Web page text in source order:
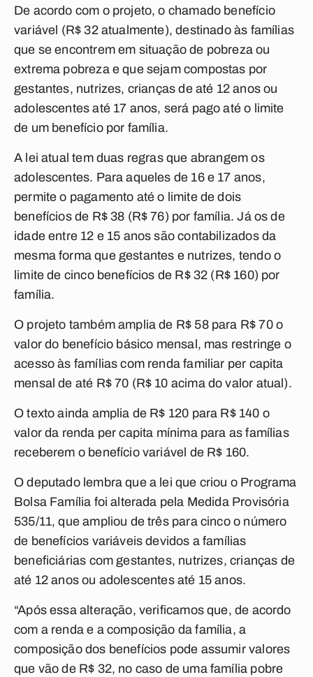
De acordo com o projeto, o chamado benefício
variável (R$ 32 atualmente), destinado às famílias
que se encontrem em situação de pobreza ou
extrema pobreza e que sejam compostas por
gestantes, nutrizes, crianças de até 12 anos ou
adolescentes até 17 anos, será pago até o limite
de um benefício por família.
A lei atual tem duas regras que abrangem os
adolescentes. Para aqueles de 16 e 17 anos,
permite o pagamento até o limite de dois
benefícios de R$ 38 (R$ 76) por família. Já os de
idade entre 12 e 15 anos são contabilizados da
mesma forma que gestantes e nutrizes, tendo o
limite de cinco benefícios de R$ 32 (R$ 160) por
família.
O projeto também amplia de R$ 58 para R$ 70 o
valor do benefício básico mensal, mas restringe o
acesso às famílias com renda familiar per capita
mensal de até R$ 70 (R$ 10 acima do valor atual).
O texto ainda amplia de R$ 120 para R$ 140 o
valor da renda per capita mínima para as famílias
receberem o benefício variável de R$ 160.
O deputado lembra que a lei que criou o Programa
Bolsa Família foi alterada pela Medida Provisória
535/11, que ampliou de três para cinco o número
de benefícios variáveis devidos a famílias
beneficiárias com gestantes, nutrizes, crianças de
até 12 anos ou adolescentes até 15 anos.
“Após essa alteração, verificamos que, de acordo
com a renda e a composição da família, a
composição dos benefícios pode assumir valores
que vão de R$ 32, no caso de uma família pobre